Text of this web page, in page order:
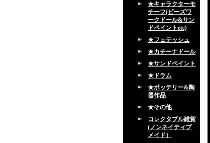
★キャラクターモ
チーフ(ビーズワ
ークドール&サン
ドペイントetc)
★フェテッシュ
★カチーナドール
★サンドペイント
★ドラム
★ポッテリー&陶
器作品
★その他
コレクタブル雑貨
(ノンネイティブ
メイド）